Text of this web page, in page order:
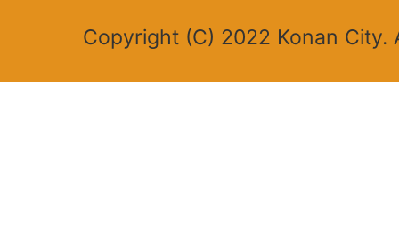
Copyright (C) 2022 Konan City.